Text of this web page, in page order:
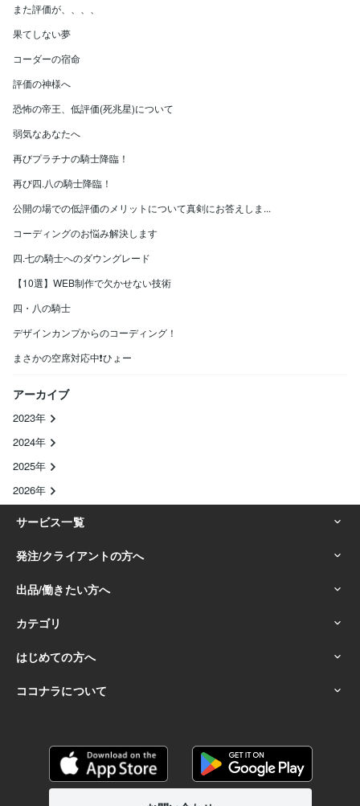
また評価が、、、、
果てしない夢
コーダーの宿命
評価の神様へ
恐怖の帝王、低評価(死兆星)について
弱気なあなたへ
再びプラチナの騎士降臨！
再び四.八の騎士降臨！
公開の場での低評価のメリットについて真剣にお答えしま...
コーディングのお悩み解決します
四.七の騎士へのダウングレード
【10選】WEB制作で欠かせない技術
四・八の騎士
デザインカンプからのコーディング！
まさかの空席対応中❗ひょー
アーカイブ
2023年
2024年
2025年
2026年